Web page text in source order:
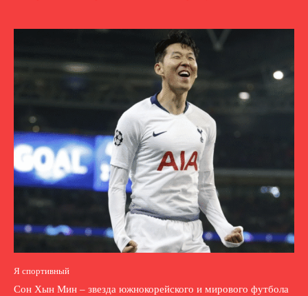
Я спортивный
Сон Хын Мин – звезда южнокорейского и мирового футбола